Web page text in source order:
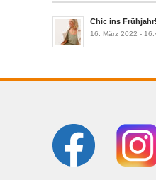
Chic ins Frühjahr!
16. März 2022 -